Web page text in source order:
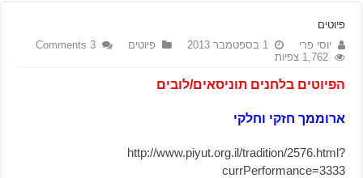
פיוטים
יוסי פרי 1 בספטמבר 2013 פיוטים
3 Comments
1,762 צפיות
הפיוטים בלחנים תוניסאים/לובים
ארוממך חזקי וחלקי
http://www.piyut.org.il/tradition/2576.html?
currPerformance=3333